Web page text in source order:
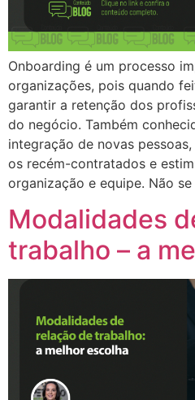
Onboarding é um processo
organizações, pois quando
garantir a retenção dos
do negócio. Também
integração de novas
os recém-contratados e
organização e equipe. Não
Modalidades
trabalho – a